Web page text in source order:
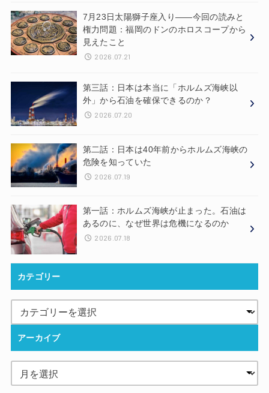
7月23日太陽獅子座入り——今回の読みと
権力問題：福岡のドンのホロスコープから
見えたこと
2026.07.21
第三話：日本は本当に「ホルムズ海峡以
外」から石油を確保できるのか？
2026.07.20
第二話：日本は40年前からホルムズ海峡の
危険を知っていた
2026.07.19
第一話：ホルムズ海峡が止まった。石油は
あるのに、なぜ世界は危機になるのか
2026.07.18
カテゴリー
アーカイブ